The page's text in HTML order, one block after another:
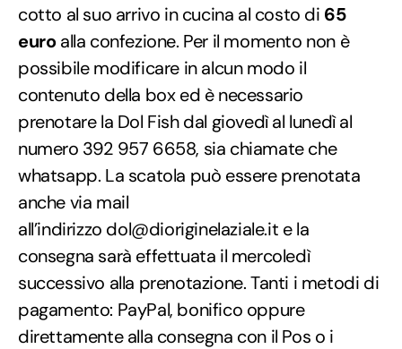
cotto al suo arrivo in cucina al costo di 65
euroalla confezione. Per il momento non è
possibile modificare in alcun modo il
contenuto della box ed è necessario
prenotare la Dol Fish dal giovedì al lunedì al
numero 392 957 6658, sia chiamate che
whatsapp. La scatola può essere prenotata
anche via mail
all’indirizzo dol@dioriginelaziale.it e la
consegna sarà effettuata il mercoledì
successivo alla prenotazione. Tanti i metodi di
pagamento: PayPal, bonifico oppure
direttamente alla consegna con il Pos o i